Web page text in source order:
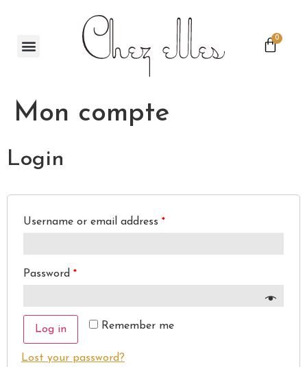
0
Mon compte
Login
Username or email address *
Password *
Remember me
Log in
Lost your password?